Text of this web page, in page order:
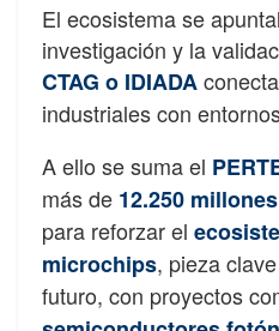
El ecosistema se
investigación y la
CTAG o IDIADA
industriales con
A ello se suma el
más de 12.250
para reforzar el
microchips, pieza
futuro, con proyectos